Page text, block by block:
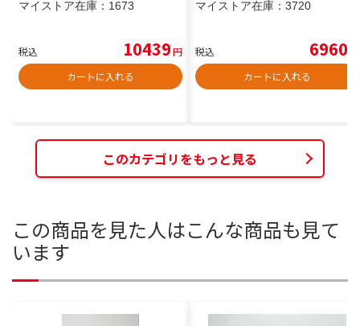
マイストア在庫： 1673
税込 10439円
カートに入れる
マイストア在庫： 3720
税込 6960
カートに入れる
このカテゴリをもっと見る
この商品を見た人はこんな商品も見て
います